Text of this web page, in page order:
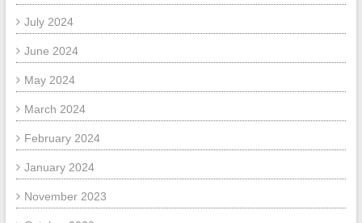
July 2024
June 2024
May 2024
March 2024
February 2024
January 2024
November 2023